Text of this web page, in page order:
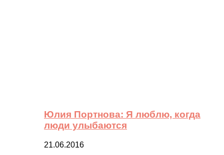
Юлия Портнова: Я люблю, когда
люди улыбаются
21.06.2016